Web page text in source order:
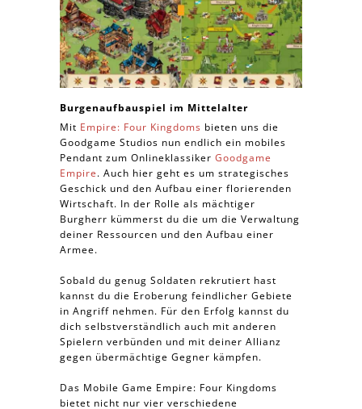
Burgenaufbauspiel im Mittelalter
Mit Empire: Four Kingdoms bieten uns die
Goodgame Studios nun endlich ein mobiles
Pendant zum Onlineklassiker Goodgame
Empire. Auch hier geht es um strategisches
Geschick und den Aufbau einer florierenden
Wirtschaft. In der Rolle als mächtiger
Burgherr kümmerst du die um die Verwaltung
deiner Ressourcen und den Aufbau einer
Armee.
Sobald du genug Soldaten rekrutiert hast
kannst du die Eroberung feindlicher Gebiete
in Angriff nehmen. Für den Erfolg kannst du
dich selbstverständlich auch mit anderen
Spielern verbünden und mit deiner Allianz
gegen übermächtige Gegner kämpfen.
Das Mobile Game Empire: Four Kingdoms
bietet nicht nur vier verschiedene